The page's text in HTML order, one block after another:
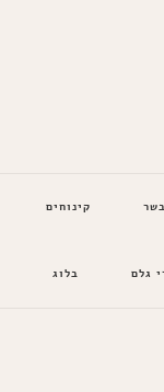
קינוחים
גלם בלוג